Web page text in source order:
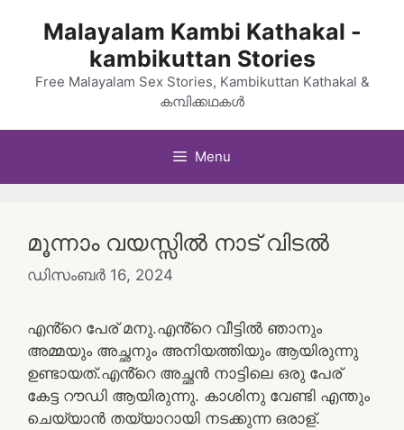
Malayalam Kambi Kathakal -
kambikuttan Stories
Free Malayalam Sex Stories, Kambikuttan Kathakal &
കമ്പിക്കഥകൾ
Menu
മൂന്നാം വയസ്സിൽ നാട് വിടൽ
ഡിസംബർ 16, 2024
എൻ്റെ പേര് മനു.എൻ്റെ വീട്ടിൽ ഞാനും
അമ്മയും അച്ഛനും അനിയത്തിയും ആയിരുന്നു
ഉണ്ടായത്.എൻ്റെ അച്ഛൻ നാട്ടിലെ ഒരു പേര്
കേട്ട റൗഡി ആയിരുന്നു. കാശിനു വേണ്ടി എന്തും
ചെയ്യാൻ തയ്യാറായി നടക്കുന്ന ഒരാള്.